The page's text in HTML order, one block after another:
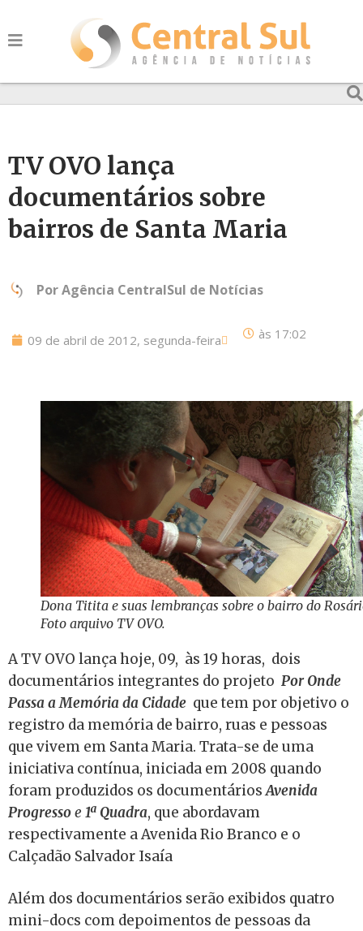
TV OVO lança
documentários sobre
bairros de Santa Maria
PorAgência CentralSul de Notícias
09 de abril de 2012, segunda-feira às 17:02
Dona Titita e suas lembranças sobre o bairro do
Foto arquivo TV OVO.
A TV OVO lança hoje, 09, às 19 horas, dois
documentários integrantes do projeto Por Onde
Passa a Memória da Cidade que tem por objetivo o
registro da memória de bairro, ruas e pessoas
que vivem em Santa Maria. Trata-se de uma
iniciativa contínua, iniciada em 2008 quando
foram produzidos os documentáriosAvenida
Progressoe 1ª Quadra, que abordavam
respectivamente a Avenida Rio Branco e o
Calçadão Salvador Isaía
Além dos documentários serão exibidos quatro
mini-docs com depoimentos de pessoas da